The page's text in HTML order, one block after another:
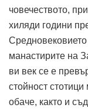
човечеството,
хиляди години
манастирите на
ви век се е
стойност
обаче, както и